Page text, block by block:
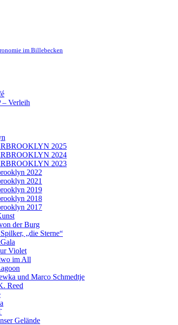
im Billebecken
Verleih
2025
2024
2023
2022
2021
2019
2018
2017
der Burg
„die Sterne“
Violet
im All
und Marco Schmedtje
Reed
Gelände